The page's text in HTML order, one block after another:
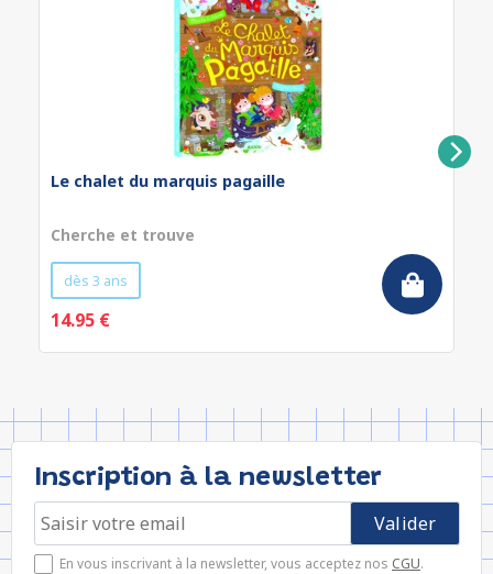
Le chalet du marquis pagaille
Cherche et trouve
dès 3 ans
14.95 €
Inscription à la newsletter
En vous inscrivant à la newsletter, vous acceptez nos CGU.